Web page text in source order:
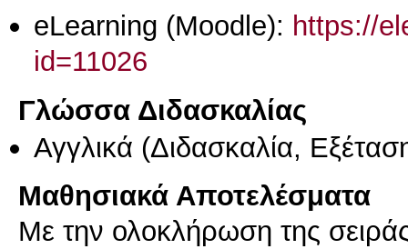
eLearning (Moodle): https://
id=11026
Γλώσσα Διδασκαλίας
Αγγλικά (Διδασκαλία,
Μαθησιακά Αποτελέσματα
Με την ολοκλήρωση της